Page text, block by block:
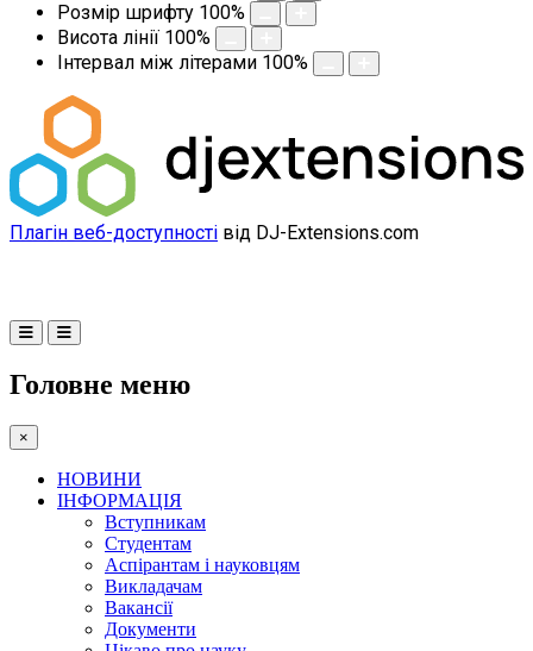
Розмір шрифту 100%
Висота лінії 100%
Інтервал між літерами 100%
Плагін веб-доступності від DJ-Extensions.com
Головне меню
×
НОВИНИ
ІНФОРМАЦІЯ
Вступникам
Студентам
Аспірантам і науковцям
Викладачам
Вакансії
Документи